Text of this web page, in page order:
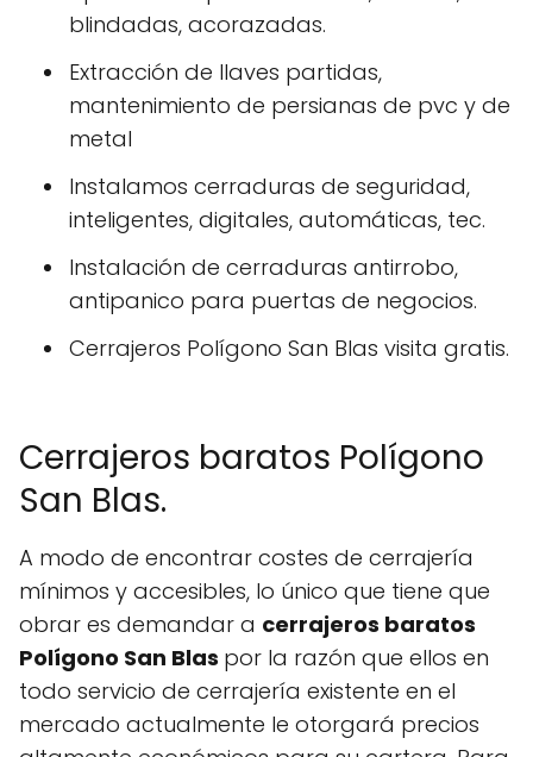
blindadas, acorazadas.
Extracción de llaves partidas,
mantenimiento de persianas de pvc y de
metal
Instalamos cerraduras de seguridad,
inteligentes, digitales, automáticas, tec.
Instalación de cerraduras antirrobo,
antipanico para puertas de negocios.
Cerrajeros Polígono San Blas visita gratis.
Cerrajeros baratos Polígono
San Blas.
A modo de encontrar costes de cerrajería
mínimos y accesibles, lo único que tiene que
obrar es demandar a cerrajeros baratos
Polígono San Blas por la razón que ellos en
todo servicio de cerrajería existente en el
mercado actualmente le otorgará precios